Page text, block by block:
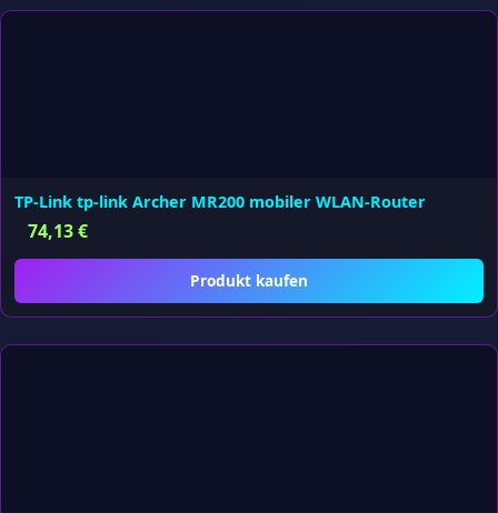
TP-Link tp-link Archer MR200 mobiler WLAN-Router
74,13€
Produkt kaufen